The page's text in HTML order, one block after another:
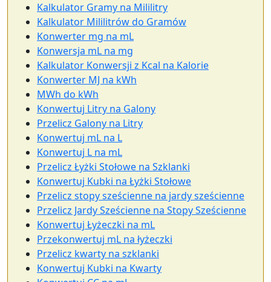
Kalkulator Gramy na Mililitry
Kalkulator Mililitrów do Gramów
Konwerter mg na mL
Konwersja mL na mg
Kalkulator Konwersji z Kcal na Kalorie
Konwerter MJ na kWh
MWh do kWh
Konwertuj Litry na Galony
Przelicz Galony na Litry
Konwertuj mL na L
Konwertuj L na mL
Przelicz Łyżki Stołowe na Szklanki
Konwertuj Kubki na Łyżki Stołowe
Przelicz stopy sześcienne na jardy sześcienne
Przelicz Jardy Sześcienne na Stopy Sześcienne
Konwertuj Łyżeczki na mL
Przekonwertuj mL na łyżeczki
Przelicz kwarty na szklanki
Konwertuj Kubki na Kwarty